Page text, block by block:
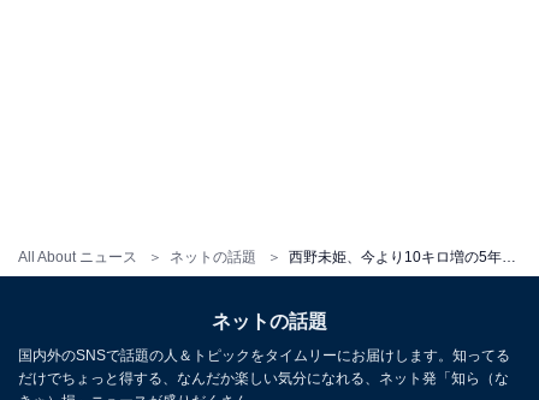
All About ニュース ネットの話題
ネットの話題
国内外のSNSで話題の人＆トピックをタイムリーにお届けします。知ってる
だけでちょっと得する、なんだか楽しい気分になれる、ネット発「知ら（な